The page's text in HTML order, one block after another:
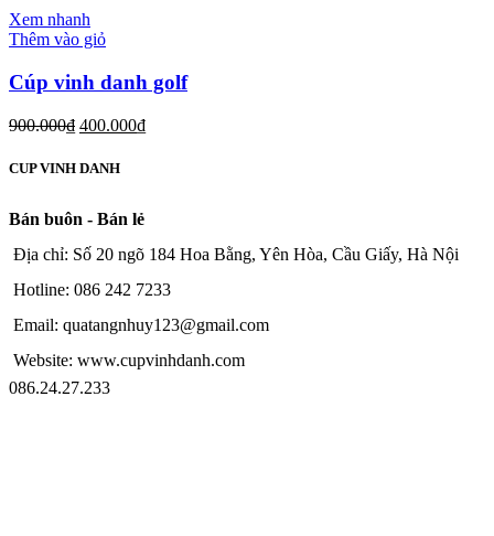
Xem nhanh
Thêm vào giỏ
Cúp vinh danh golf
900.000₫ 400.000₫
CUP VINH DANH
Bán buôn - Bán lẻ
Địa chỉ: Số 20 ngõ 184 Hoa Bằng, Yên Hòa, Cầu Giấy, Hà Nội
Hotline: 086 242 7233
Email: quatangnhuy123@gmail.com
Website: www.cupvinhdanh.com
086.24.27.233